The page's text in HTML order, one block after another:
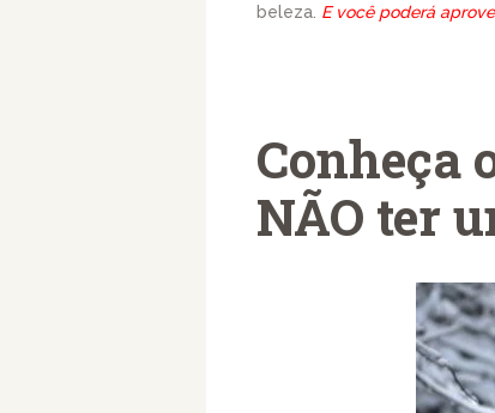
beleza. E você poderá
Conheça
NÃO ter